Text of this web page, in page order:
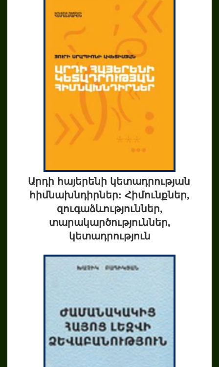
Արդի հայերենի կետադրության
հիմնախնդիրներ: Հիմունքներ,
զուգաձևություններ,
տարակարծություններ,
կետադրություն